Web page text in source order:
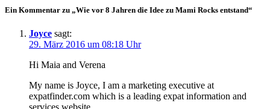
Ein Kommentar zu „Wie vor 8 Jahren die Idee zu Mami Rocks entstand“
Joyce sagt:
29. März 2016 um 08:18 Uhr
Hi Maia and Verena
My name is Joyce, I am a marketing executive at
expatfinder.com which is a leading expat information and